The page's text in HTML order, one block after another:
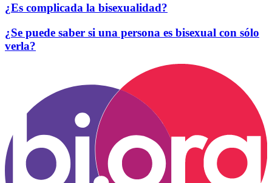
¿Es complicada la bisexualidad?
¿Se puede saber si una persona es bisexual con sólo
verla?